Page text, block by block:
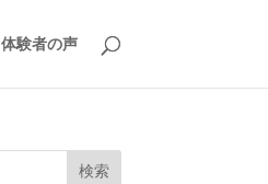
体験者の声